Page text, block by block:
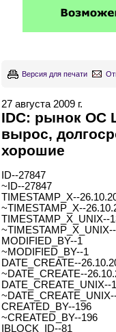
Версия для печати
27 августа 2009 г.
IDC: рынок ОС
вырос,
хорошие
ID--27847
~ID--27847
TIMESTAMP_X--
~TIMESTAMP_X--
TIMESTAMP_X_UNIX--
MODIFIED_BY--1
~MODIFIED_BY--1
DATE_CREATE--
~DATE_CREATE--
DATE_CREATE_UNIX--
CREATED_BY--196
~CREATED_BY--196
IBLOCK_ID--81